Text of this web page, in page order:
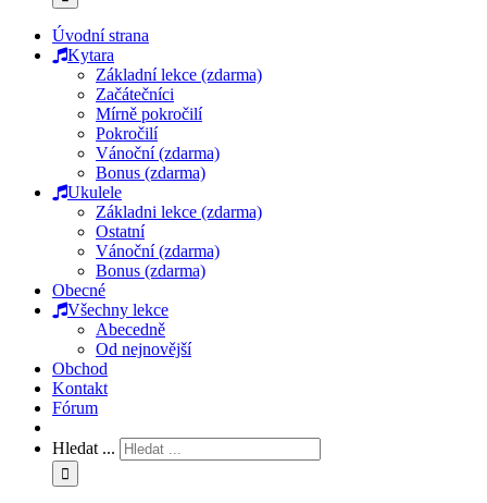
Úvodní strana
Kytara
Základní lekce (zdarma)
Začátečníci
Mírně pokročilí
Pokročilí
Vánoční (zdarma)
Bonus (zdarma)
Ukulele
Základni lekce (zdarma)
Ostatní
Vánoční (zdarma)
Bonus (zdarma)
Obecné
Všechny lekce
Abecedně
Od nejnovější
Obchod
Kontakt
Fórum
Hledat ...